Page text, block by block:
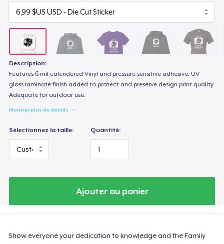
Description:
Features 6 mil calendered Vinyl and pressure sensitive adhesive. UV
gloss laminate finish added to protect and preserve design print quality.
Adequate for outdoor use.
Montrer plus de détails
Sélectionnez la taille: Quantité:
Ajouter au panier
Show everyone your dedication to knowledge and the Family
Women's Classic Tee